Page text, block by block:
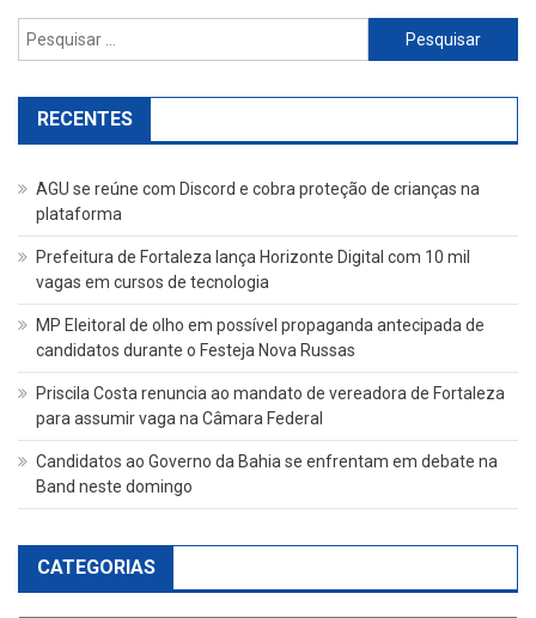
Pesquisar
por:
RECENTES
AGU se reúne com Discord e cobra proteção de crianças na
plataforma
Prefeitura de Fortaleza lança Horizonte Digital com 10 mil
vagas em cursos de tecnologia
MP Eleitoral de olho em possível propaganda antecipada de
candidatos durante o Festeja Nova Russas
Priscila Costa renuncia ao mandato de vereadora de Fortaleza
para assumir vaga na Câmara Federal
Candidatos ao Governo da Bahia se enfrentam em debate na
Band neste domingo
CATEGORIAS